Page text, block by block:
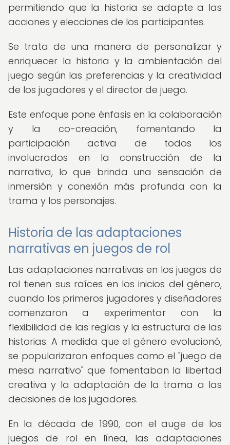
permitiendo que la historia se adapte a las
acciones y elecciones de los participantes.
Se trata de una manera de personalizar y
enriquecer la historia y la ambientación del
juego según las preferencias y la creatividad
de los jugadores y el director de juego.
Este enfoque pone énfasis en la colaboración
y la co-creación, fomentando la
participación activa de todos los
involucrados en la construcción de la
narrativa, lo que brinda una sensación de
inmersión y conexión más profunda con la
trama y los personajes.
Historia de las adaptaciones
narrativas en juegos de rol
Las adaptaciones narrativas en los juegos de
rol tienen sus raíces en los inicios del género,
cuando los primeros jugadores y diseñadores
comenzaron a experimentar con la
flexibilidad de las reglas y la estructura de las
historias. A medida que el género evolucionó,
se popularizaron enfoques como el "juego de
mesa narrativo" que fomentaban la libertad
creativa y la adaptación de la trama a las
decisiones de los jugadores.
En la década de 1990, con el auge de los
juegos de rol en línea, las adaptaciones